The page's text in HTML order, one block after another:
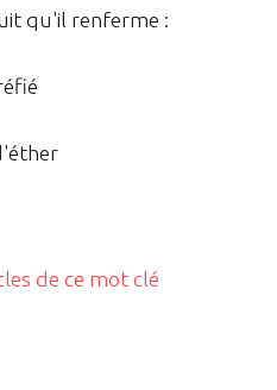
qu'il renferme :
de ce mot clé